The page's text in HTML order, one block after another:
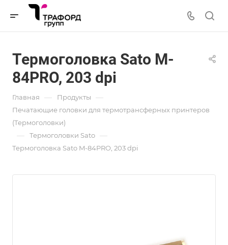
Термоголовка Sato M-
84PRO, 203 dpi
Главная — Продукты —
Печатающие головки для термотрансферных принтеров
(Термоголовки)
— Термоголовки Sato —
Термоголовка Sato M-84PRO, 203 dpi